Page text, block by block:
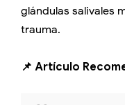
glándulas salivales
trauma.
📌 Artículo